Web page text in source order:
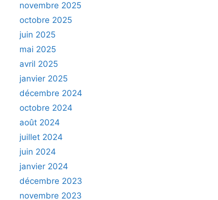
novembre 2025
octobre 2025
juin 2025
mai 2025
avril 2025
janvier 2025
décembre 2024
octobre 2024
août 2024
juillet 2024
juin 2024
janvier 2024
décembre 2023
novembre 2023